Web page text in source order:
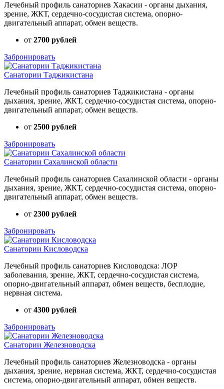
Лечебный профиль санаториев Хакасии - органы дыхания,
зрение, ЖКТ, сердечно-сосудистая система, опорно-
двигательный аппарат, обмен веществ.
от 2700 рублей
Забронировать
Санатории Таджикистана
Лечебный профиль санаториев Таджикистана - органы
дыхания, зрение, ЖКТ, сердечно-сосудистая система, опорно-
двигательный аппарат, обмен веществ.
от 2500 рублей
Забронировать
Санатории Сахалинской области
Лечебный профиль санаториев Сахалинской области - органы
дыхания, зрение, ЖКТ, сердечно-сосудистая система, опорно-
двигательный аппарат, обмен веществ.
от 2300 рублей
Забронировать
Санатории Кисловодска
Лечебный профиль санаториев Кисловодска: ЛОР
заболевания, зрение, ЖКТ, сердечно-сосудистая система,
опорно-двигательный аппарат, обмен веществ, бесплодие,
нервная система.
от 4300 рублей
Забронировать
Санатории Железноводска
Лечебный профиль санаториев Железноводска - органы
дыхания, зрение, нервная система, ЖКТ, сердечно-сосудистая
система, опорно-двигательный аппарат, обмен веществ.